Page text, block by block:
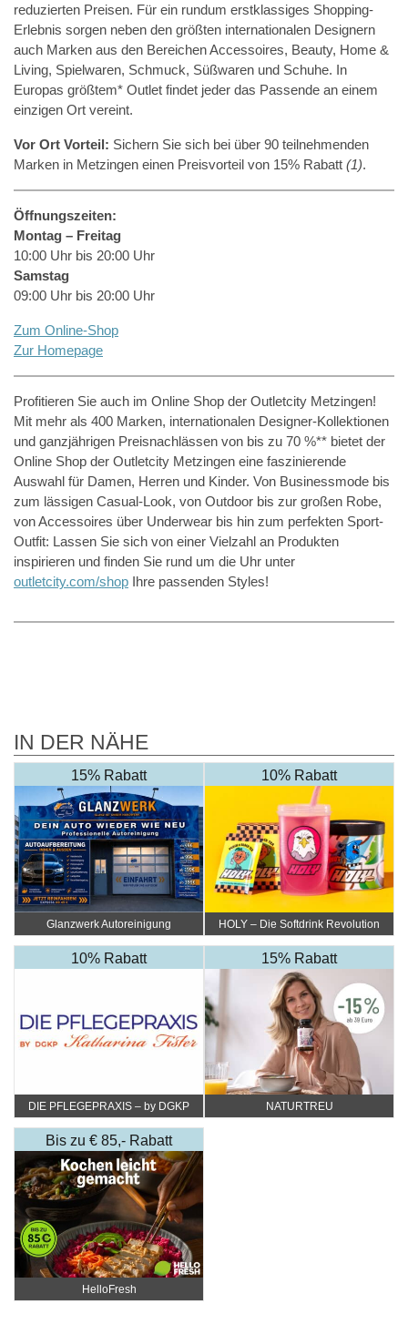
reduzierten Preisen. Für ein rundum erstklassiges Shopping-
Erlebnis sorgen neben den größten internationalen Designern
auch Marken aus den Bereichen Accessoires, Beauty, Home &
Living, Spielwaren, Schmuck, Süßwaren und Schuhe. In
Europas größtem* Outlet findet jeder das Passende an einem
einzigen Ort vereint.
Vor Ort Vorteil: Sichern Sie sich bei über 90 teilnehmenden
Marken in Metzingen einen Preisvorteil von 15% Rabatt (1).
Öffnungszeiten:
Montag – Freitag
10:00 Uhr bis 20:00 Uhr
Samstag
09:00 Uhr bis 20:00 Uhr
Zum Online-Shop
Zur Homepage
Profitieren Sie auch im Online Shop der Outletcity Metzingen!
Mit mehr als 400 Marken, internationalen Designer-Kollektionen
und ganzjährigen Preisnachlässen von bis zu 70 %** bietet der
Online Shop der Outletcity Metzingen eine faszinierende
Auswahl für Damen, Herren und Kinder. Von Businessmode bis
zum lässigen Casual-Look, von Outdoor bis zur großen Robe,
von Accessoires über Underwear bis hin zum perfekten Sport-
Outfit: Lassen Sie sich von einer Vielzahl an Produkten
inspirieren und finden Sie rund um die Uhr unter
outletcity.com/shop Ihre passenden Styles!
IN DER NÄHE
15% Rabatt
Glanzwerk Autoreinigung
10% Rabatt
HOLY – Die Softdrink Revolution
10% Rabatt
DIE PFLEGEPRAXIS – by DGKP
15% Rabatt
NATURTREU
Bis zu € 85,- Rabatt
HelloFresh